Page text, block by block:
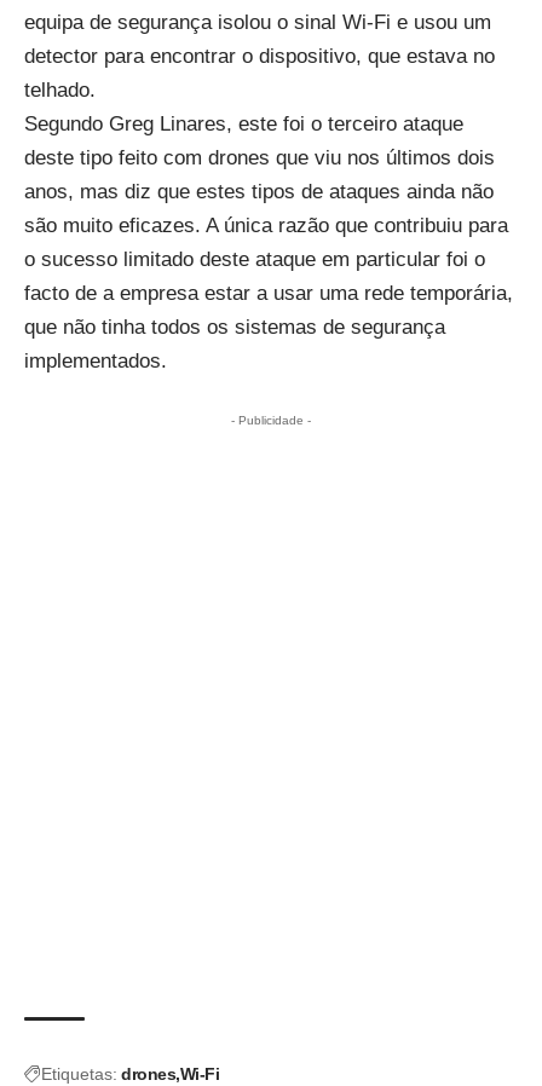
equipa de segurança isolou o sinal Wi-Fi e usou um
detector para encontrar o dispositivo, que estava no
telhado.
Segundo Greg Linares, este foi o terceiro ataque
deste tipo feito com drones que viu nos últimos dois
anos, mas diz que estes tipos de ataques ainda não
são muito eficazes. A única razão que contribuiu para
o sucesso limitado deste ataque em particular foi o
facto de a empresa estar a usar uma rede temporária,
que não tinha todos os sistemas de segurança
implementados.
- Publicidade -
Etiquetas: drones Wi-Fi